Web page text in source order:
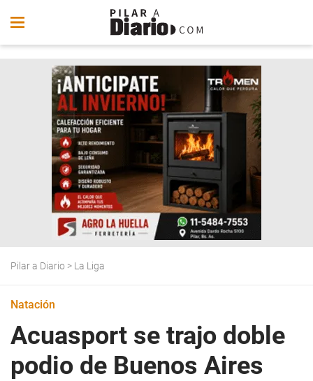
Pilar a Diario > La Liga
Natación
Acuasport se trajo doble
podio de Buenos Aires